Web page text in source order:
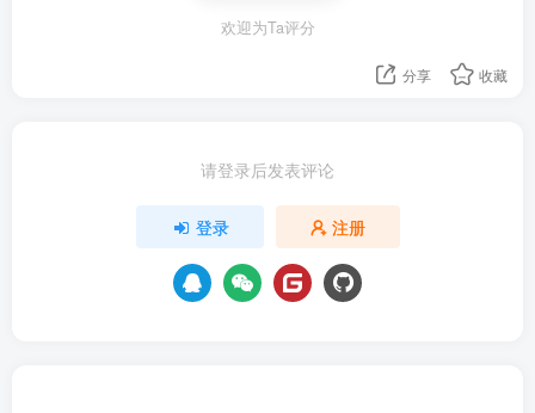
欢迎为Ta评分
分享 收藏
请登录后发表评论
登录 注册